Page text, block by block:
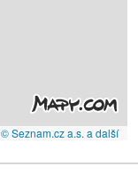
© Seznam.cz a.s. a další